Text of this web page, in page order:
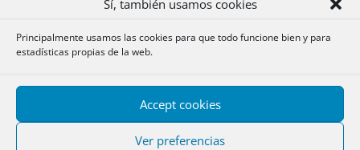
Sí, también usamos cookies
Principalmente usamos las cookies para que todo funcione bien y para
estadísticas propias de la web.
Accept cookies
Ver preferencias
Acceder